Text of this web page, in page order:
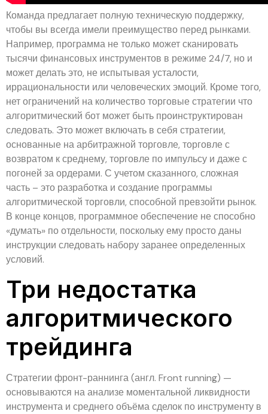
Команда предлагает полную техническую поддержку,
чтобы вы всегда имели преимущество перед рынками.
Например, программа не только может сканировать
тысячи финансовых инструментов в режиме 24/7, но и
может делать это, не испытывая усталости,
иррациональности или человеческих эмоций. Кроме того,
нет ограничений на количество торговые стратегии что
алгоритмический бот может быть проинструктирован
следовать. Это может включать в себя стратегии,
основанные на арбитражной торговле, торговле с
возвратом к среднему, торговле по импульсу и даже с
погоней за ордерами. С учетом сказанного, сложная
часть – это разработка и создание программы
алгоритмической торговли, способной превзойти рынок.
В конце концов, программное обеспечение не способно
«думать» по отдельности, поскольку ему просто даны
инструкции следовать набору заранее определенных
условий.
Три недостатка
алгоритмического
трейдинга
Стратегии фронт-раннинга (англ. Front running) —
основываются на анализе моментальной ликвидности
инструмента и среднего объёма сделок по инструменту в